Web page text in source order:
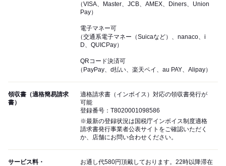
（VISA、Master、JCB、AMEX、Diners、Union
Pay）
電子マネー可
（交通系電子マネー（Suicaなど）、nanaco、i
D、QUICPay）
QRコード決済可
（PayPay、d払い、楽天ペイ、au PAY、Alipay）
領収書（適格簡易請求
書）
適格請求書（インボイス）対応の領収書発行が
可能
登録番号：T8020001098586
※最新の登録状況は国税庁インボイス制度適格
請求書発行事業者公表サイトをご確認いただく
か、店舗にお問い合わせください。
サービス料・ お通し代580円頂戴しております。22時以降滞在